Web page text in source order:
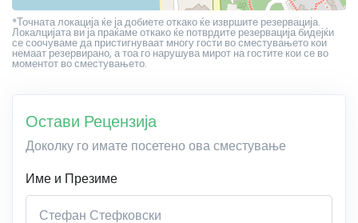
*Точната локација ќе ја добиете откако ќе извршите резервација.
Локалцијата ви ја праќаме откако ќе потврдите резервација бидејќи
се соочуваме да пристигнуваат многу гости во сместувањето кои
немаат резервирано, а тоа го нарушува мирот на гостите кои се во
моментот во сместувањето.
Остави Рецензија
Доколку го имате посетено ова сместување
Име и Презиме